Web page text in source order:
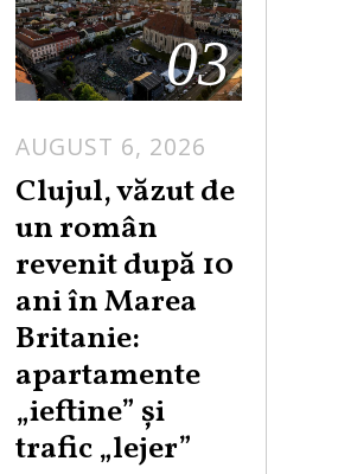
03
AUGUST 6, 2026
Clujul, văzut de
un român
revenit după 10
ani în Marea
Britanie:
apartamente
„ieftine” și
trafic „lejer”